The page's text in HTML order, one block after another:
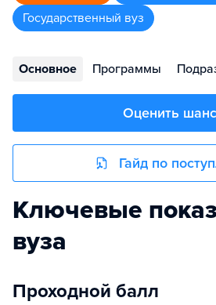
Государственный вуз
Основное Программы
Оценить
Гайд по
Ключевые
вуза
Проходной балл